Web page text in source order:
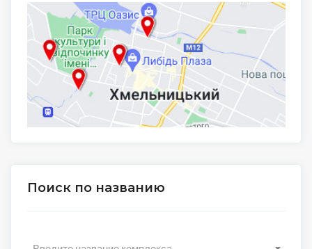
Поиск по названию